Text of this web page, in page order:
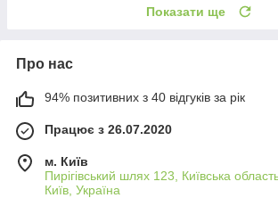
Показати ще
Про нас
94% позитивних з 40 відгуків за рік
Працює з 26.07.2020
м. Київ
Пирігівський шлях 123, Київська
Київ, Україна